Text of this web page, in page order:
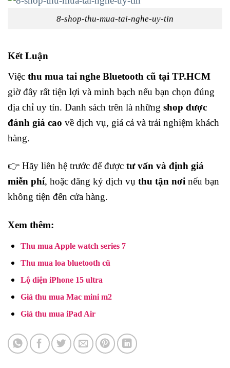
8-shop-thu-mua-tai-nghe-uy-tin
Kết Luận
Việc thu mua tai nghe Bluetooth cũ tại TP.HCM
giờ đây rất tiện lợi và minh bạch nếu bạn chọn đúng
địa chỉ uy tín. Danh sách trên là những shop được
đánh giá cao về dịch vụ, giá cả và trải nghiệm khách
hàng.
👉 Hãy liên hệ trước để được tư vấn và định giá
miễn phí, hoặc đăng ký dịch vụ thu tận nơi nếu bạn
không tiện đến cửa hàng.
Xem thêm:
Thu mua Apple watch series 7
Thu mua loa bluetooth cũ
Lộ diện iPhone 15 ultra
Giá thu mua Mac mini m2
Giá thu mua iPad Air